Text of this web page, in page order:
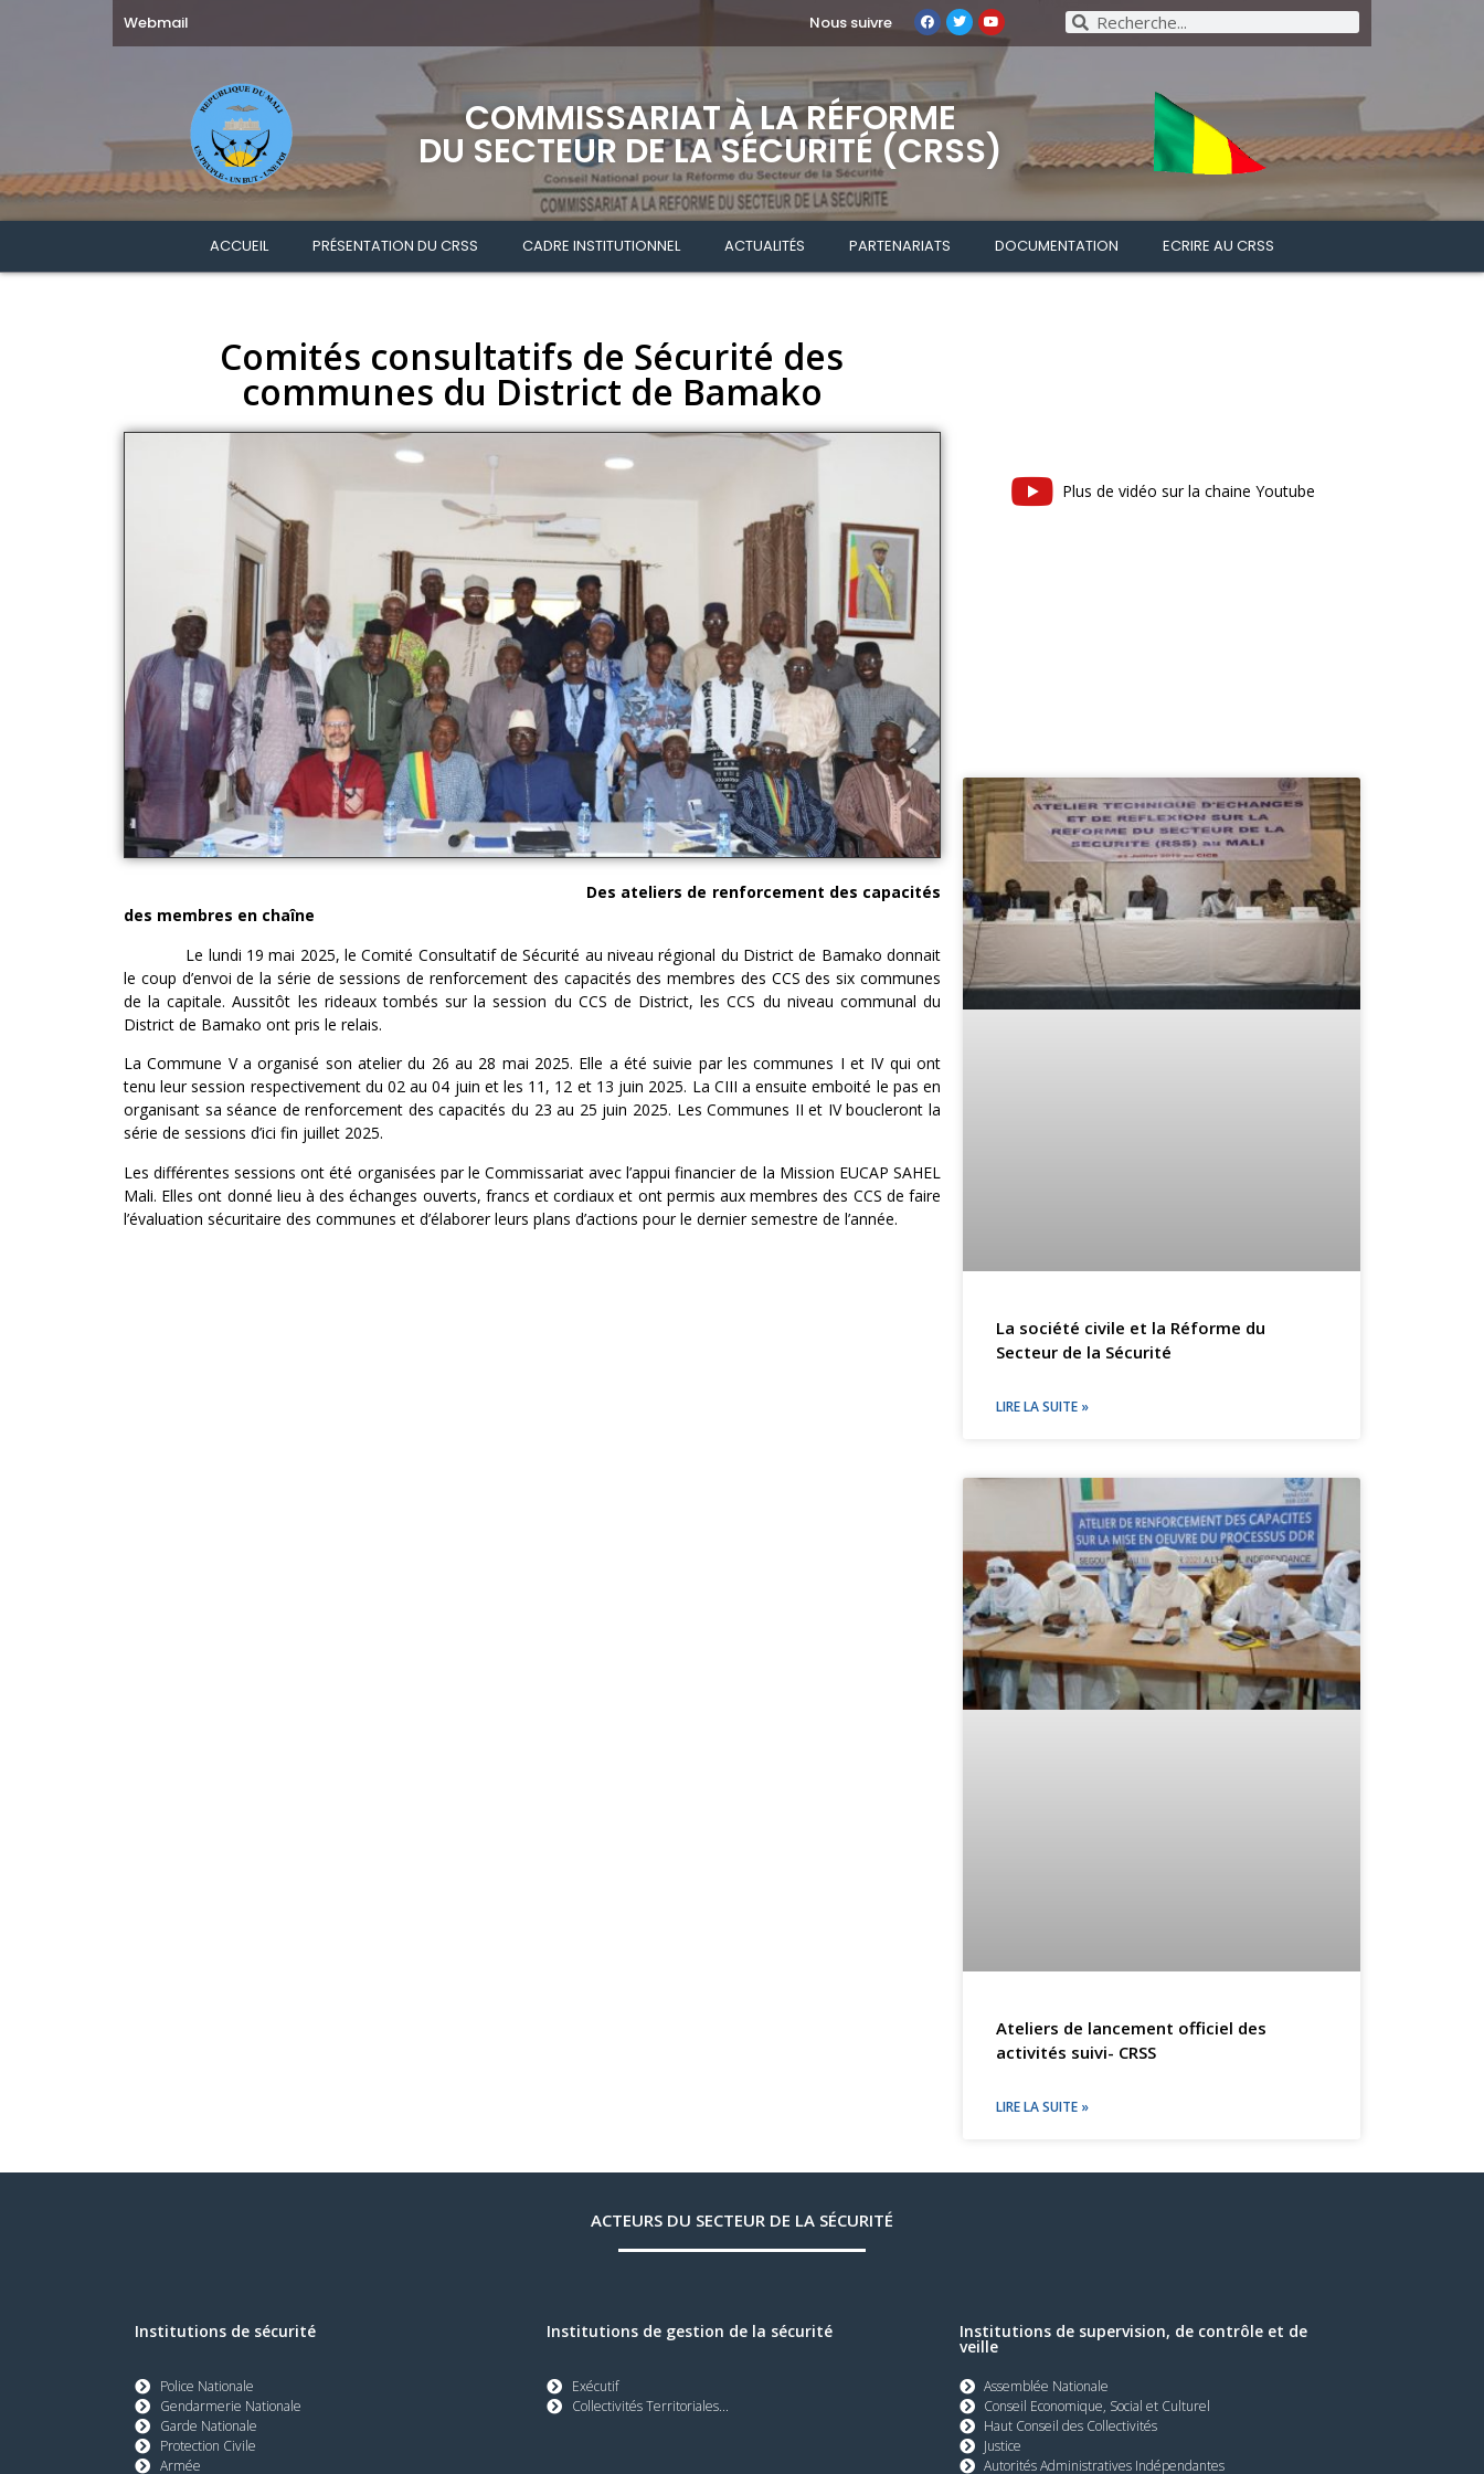
Webmail Nous suivre
COMMISSARIAT À LA RÉFORME
DU SECTEUR DE LA SÉCURITÉ (CRSS)
ACCUEIL PRÉSENTATION DU CRSS CADRE INSTITUTIONNEL ACTUALITÉS PARTENARIATS DOCUMENTATION ECRIRE AU CRSS
Comités consultatifs de Sécurité des
communes du District de Bamako
Des ateliers de renforcement des capacités
des membres en chaîne
Le lundi 19 mai 2025, le Comité Consultatif de Sécurité au niveau régional du District de Bamako donnait
le coup d’envoi de la série de sessions de renforcement des capacités des membres des CCS des six communes
de la capitale. Aussitôt les rideaux tombés sur la session du CCS de District, les CCS du niveau communal du
District de Bamako ont pris le relais.
La Commune V a organisé son atelier du 26 au 28 mai 2025. Elle a été suivie par les communes I et IV qui ont
tenu leur session respectivement du 02 au 04 juin et les 11, 12 et 13 juin 2025. La CIII a ensuite emboité le pas en
organisant sa séance de renforcement des capacités du 23 au 25 juin 2025. Les Communes II et IV boucleront la
série de sessions d’ici fin juillet 2025.
Les différentes sessions ont été organisées par le Commissariat avec l’appui financier de la Mission EUCAP SAHEL
Mali. Elles ont donné lieu à des échanges ouverts, francs et cordiaux et ont permis aux membres des CCS de faire
l’évaluation sécuritaire des communes et d’élaborer leurs plans d’actions pour le dernier semestre de l’année.
Plus de vidéo sur la chaine Youtube
La société civile et la Réforme du
Secteur de la Sécurité
LIRE LA SUITE »
Ateliers de lancement officiel des
activités suivi- CRSS
LIRE LA SUITE »
ACTEURS DU SECTEUR DE LA SÉCURITÉ
Institutions de sécurité Institutions de gestion de la sécurité Institutions de supervision, de contrôle et de
veille
Police Nationale
Gendarmerie Nationale
Garde Nationale
Protection Civile
Armée
Exécutif
Collectivités Territoriales...
Assemblée Nationale
Conseil Economique, Social et Culturel
Haut Conseil des Collectivités
Justice
Autorités Administratives Indépendantes